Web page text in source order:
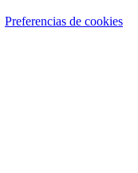
Preferencias de cookies